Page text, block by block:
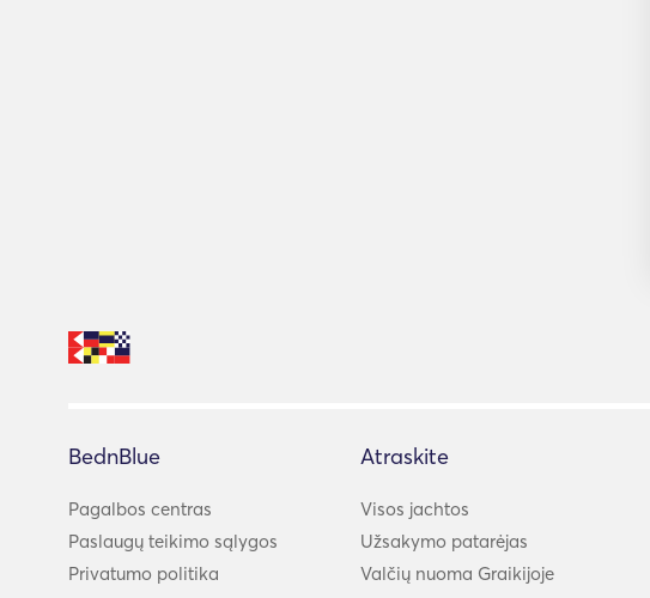
BednBlue
Pagalbos centras
Paslaugų teikimo sąlygos
Privatumo politika
Atraskite
Visos jachtos
Užsakymo patarėjas
Valčių nuoma Graikijoje